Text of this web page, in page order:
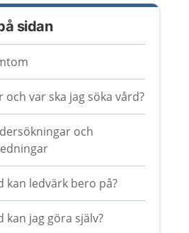
sidan
och var ska jag söka vård?
och
kan ledvärk bero på?
kan jag göra själv?